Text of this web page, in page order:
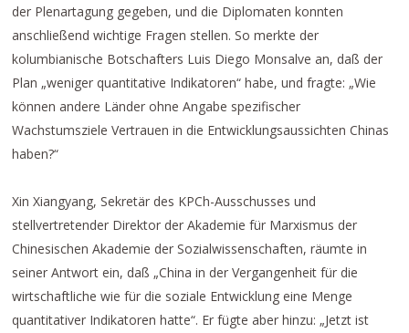
der Plenartagung gegeben, und die Diplomaten konnten
anschließend wichtige Fragen stellen. So merkte der
kolumbianische Botschafters Luis Diego Monsalve an, daß der
Plan „weniger quantitative Indikatoren“ habe, und fragte: „Wie
können andere Länder ohne Angabe spezifischer
Wachstumsziele Vertrauen in die Entwicklungsaussichten Chinas
haben?“
Xin Xiangyang, Sekretär des KPCh-Ausschusses und
stellvertretender Direktor der Akademie für Marxismus der
Chinesischen Akademie der Sozialwissenschaften, räumte in
seiner Antwort ein, daß „China in der Vergangenheit für die
wirtschaftliche wie für die soziale Entwicklung eine Menge
quantitativer Indikatoren hatte“. Er fügte aber hinzu: „Jetzt ist